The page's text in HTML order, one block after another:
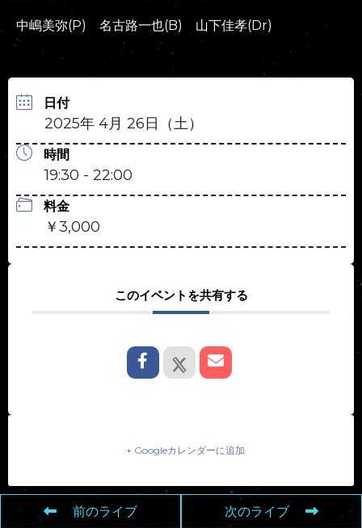
中嶋美弥(P) 名古路一也(B) 山下佳孝(Dr)
日付
2025年 4月 26日（土）
時間
19:30 - 22:00
料金
￥3,000
このイベントを共有する
+ Googleカレンダーに追加
前のライブ 次のライブ